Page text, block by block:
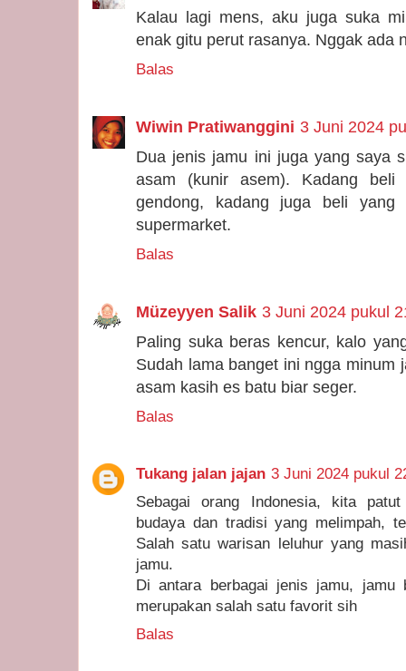
Kalau lagi mens, aku juga suka
enak gitu perut rasanya. Nggak ada
Balas
Wiwin Pratiwanggini 3 Juni 2024
Dua jenis jamu ini juga yang saya
asam (kunir asem). Kadang
gendong, kadang juga beli yang
supermarket.
Balas
Müzeyyen Salik 3 Juni 2024 pukul
Paling suka beras kencur, kalo
Sudah lama banget ini ngga minum
asam kasih es batu biar seger.
Balas
Tukang jalan jajan 3 Juni 2024 pukul
Sebagai orang Indonesia, kita
budaya dan tradisi yang melimpah,
Salah satu warisan leluhur yang
jamu.
Di antara berbagai jenis jamu,
merupakan salah satu favorit sih
Balas